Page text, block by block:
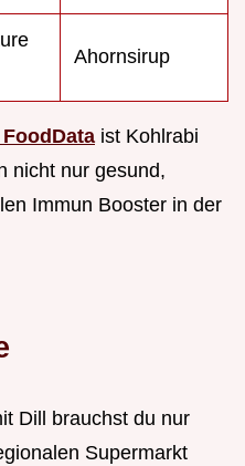
Ahornsirup
FoodData ist Kohlrabi
nicht nur gesund,
Immun Booster in der
Dill brauchst du nur
Supermarkt